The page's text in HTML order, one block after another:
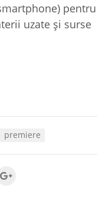
pentru
uzate şi surse
premiere